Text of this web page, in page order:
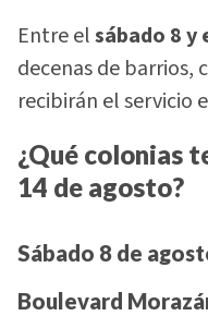
Entre elsábado 8 y
decenas de barrios,
recibirán el servicio
¿Qué colonias
14 de agosto?
Sábado 8 de
Boulevard